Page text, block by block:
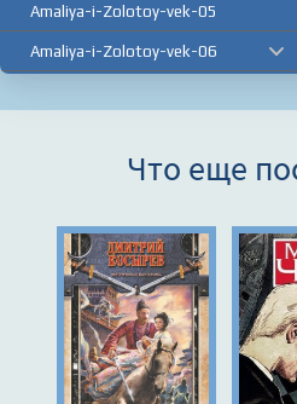
Amaliya-i-Zolotoy-vek-05
Amaliya-i-Zolotoy-vek-06
Amaliya-i-Zolotoy-vek-09
Amaliya-i-Zolotoy-vek-11
Amaliya-i-Zolotoy-vek-12
Amaliya-i-Zolotoy-vek-13
Amaliya-i-Zolotoy-vek-14
Что еще